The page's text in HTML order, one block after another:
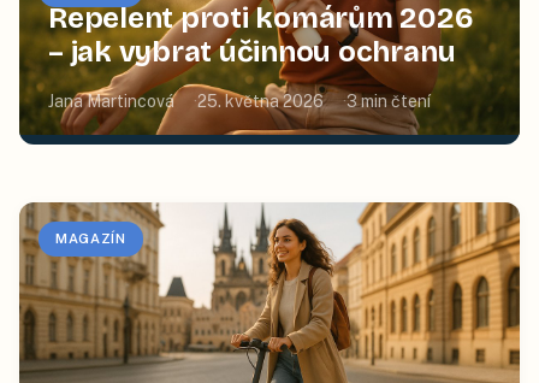
Repelent proti komárům 2026
– jak vybrat účinnou ochranu
Jana Martincová 25. května 2026 3min čtení
MAGAZÍN